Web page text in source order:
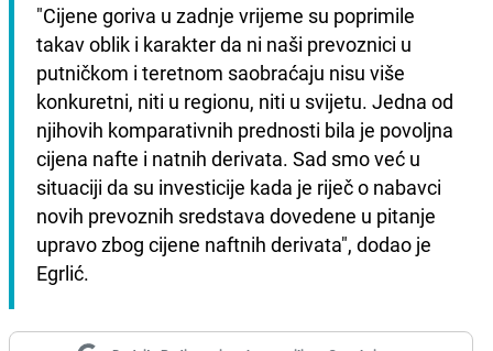
"Cijene goriva u zadnje vrijeme su poprimile
takav oblik i karakter da ni naši prevoznici u
putničkom i teretnom saobraćaju nisu više
konkuretni, niti u regionu, niti u svijetu. Jedna od
njihovih komparativnih prednosti bila je povoljna
cijena nafte i natnih derivata. Sad smo već u
situaciji da su investicije kada je riječ o nabavci
novih prevoznih sredstava dovedene u pitanje
upravo zbog cijene naftnih derivata", dodao je
Egrlić.